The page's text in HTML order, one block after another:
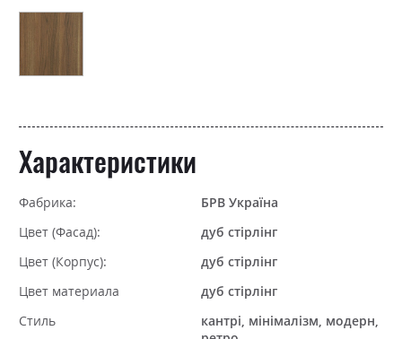
Характеристики
Фабрика:
БРВ Україна
Цвет (Фасад):
дуб стірлінг
Цвет (Корпус):
дуб стірлінг
Цвет материала
дуб стірлінг
Стиль
кантрі, мінімалізм, модерн,